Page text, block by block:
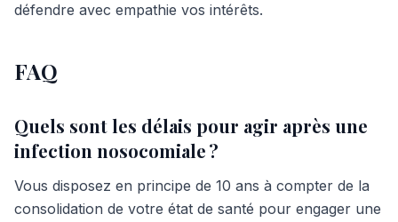
défendre avec empathie vos intérêts.
FAQ
Quels sont les délais pour agir après une
infection nosocomiale ?
Vous disposez en principe de 10 ans à compter de la
consolidation de votre état de santé pour engager une